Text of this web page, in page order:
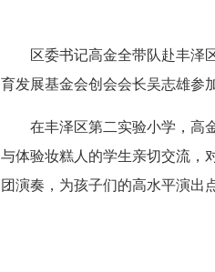
区委书记高金全带队赴丰泽区
育发展基金会创会会长吴志雄参加
在丰泽区第二实验小学，高金
与体验妆糕人的学生亲切交流，
团演奏，为孩子们的高水平演出